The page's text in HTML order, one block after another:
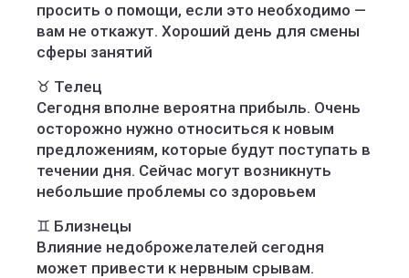
просить о помощи, если это необходимо —
вам не откажут. Хороший день для смены
сферы занятий
♉️ Телец
Сегодня вполне вероятна прибыль. Очень
осторожно нужно относиться к новым
предложениям, которые будут поступать в
течении дня. Сейчас могут возникнуть
небольшие проблемы со здоровьем
♊️ Близнецы
Влияние недоброжелателей сегодня
может привести к нервным срывам.